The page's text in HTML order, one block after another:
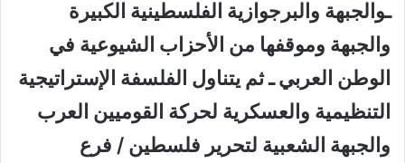
ـوالجبهة والبرجوازية الفلسطينية الكبيرة
والجبهة وموقفها من الأحزاب الشيوعية في
الوطن العربي ـ ثم يتناول الفلسفة الإستراتيجية
التنظيمية والعسكرية لحركة القوميين العرب
والجبهة الشعبية لتحرير فلسطين / فرع